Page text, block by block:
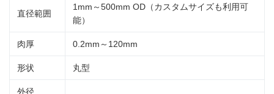
直径範囲
1mm～500mm OD（カスタムサイズも利用可
能）
肉厚 0.2mm～120mm
形状 丸型
外径